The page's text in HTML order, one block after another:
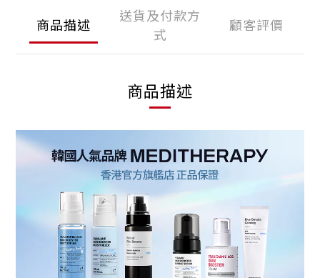
商品描述
送貨及付款方
式
顧客評價
商品描述